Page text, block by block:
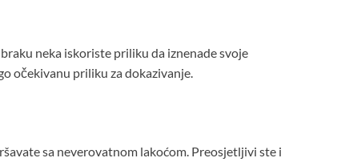
neka iskoriste priliku da iznenade svoje
očekivanu priliku za dokazivanje.
sa neverovatnom lakoćom. Preosjetljivi ste i